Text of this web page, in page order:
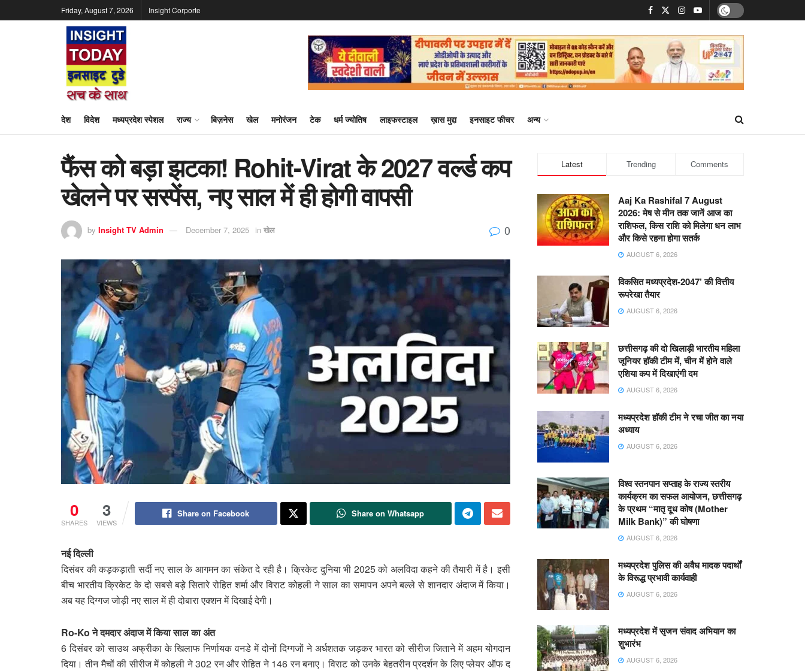
Friday, August 7, 2026 Insight Corporte
देश विदेश मध्यप्रदेश स्पेशल राज्य बिज़नेस खेल मनोरंजन टेक धर्म ज्योतिष लाइफस्टाइल ख़ास मुद्दा इनसाइट फीचर अन्य
फैंस को बड़ा झटका! Rohit-Virat के 2027 वर्ल्ड कप
खेलने पर सस्पेंस, नए साल में ही होगी वापसी
by Insight TV Admin December 7, 2025 in खेल 0
0
SHARES
3
VIEWS
Share on Facebook Share on Whatsapp
नई दिल्ली
दिसंबर की कड़कड़ाती सर्दी नए साल के आगमन का संकेत दे रही है। क्रिकेट दुनिया भी 2025 को अलविदा कहने की तैयारी में है। इसी
बीच भारतीय क्रिकेट के दो सबसे बड़े सितारे रोहित शर्मा और विराट कोहली ने साल का समापन अपने बल्ले से शानदार अंदाज में किया।
अब यह दिग्गज जोड़ी नए साल में ही दोबारा एक्शन में दिखाई देगी।
Ro-Ko ने दमदार अंदाज में किया साल का अंत
6 दिसंबर को साउथ अफ्रीका के खिलाफ निर्णायक वनडे में दोनों दिग्गजों ने अर्धशतक जड़कर भारत को सीरीज जिताने में अहम योगदान
दिया। तीन मैचों की सीरीज में कोहली ने 302 रन और रोहित ने 146 रन बनाए। विराट को उनके बेहतरीन प्रदर्शन के लिए प्लेयर ऑफ द
Latest Trending Comments
Aaj Ka Rashifal 7 August
2026: मेष से मीन तक जानें आज का
राशिफल, किस राशि को मिलेगा धन लाभ
और किसे रहना होगा सतर्क
AUGUST 6, 2026
विकसित मध्यप्रदेश-2047’ की वित्तीय
रूपरेखा तैयार
AUGUST 6, 2026
छत्तीसगढ़ की दो खिलाड़ी भारतीय महिला
जूनियर हॉकी टीम में, चीन में होने वाले
एशिया कप में दिखाएंगी दम
AUGUST 6, 2026
मध्यप्रदेश हॉकी टीम ने रचा जीत का नया
अध्याय
AUGUST 6, 2026
विश्व स्तनपान सप्ताह के राज्य स्तरीय
कार्यक्रम का सफल आयोजन, छत्तीसगढ़
के प्रथम “मातृ दूध कोष (Mother
Milk Bank)” की घोषणा
AUGUST 6, 2026
मध्यप्रदेश पुलिस की अवैध मादक पदार्थों
के विरूद्ध प्रभावी कार्यवाही
AUGUST 6, 2026
मध्यप्रदेश में सृजन संवाद अभियान का
शुभारंभ
AUGUST 6, 2026